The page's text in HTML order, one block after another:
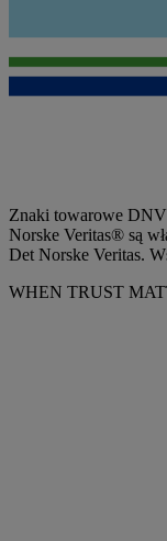
Znaki towarowe
Norske Veritas® są
Det Norske Veritas.
WHEN TRUST